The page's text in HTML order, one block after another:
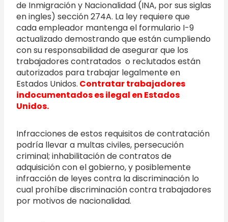
de Inmigración y Nacionalidad (INA, por sus siglas
en ingles) sección 274A. La ley requiere que
cada empleador mantenga el formulario I-9
actualizado demostrando que están cumpliendo
con su responsabilidad de asegurar que los
trabajadores contratados o reclutados están
autorizados para trabajar legalmente en
Estados Unidos. Contratar trabajadores
indocumentados es ilegal en Estados
Unidos.
Infracciones de estos requisitos de contratación
podría llevar a multas civiles, persecución
criminal; inhabilitación de contratos de
adquisición con el gobierno, y posiblemente
infracción de leyes contra la discriminación lo
cual prohíbe discriminación contra trabajadores
por motivos de nacionalidad.